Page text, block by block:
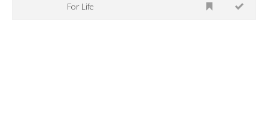
For Life